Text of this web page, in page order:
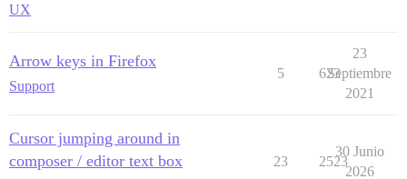
UX
Arrow keys in Firefox
Support
5 623
23
Septiembre
2021
Cursor jumping around in
composer / editor text box
23 2523
30 Junio
2026